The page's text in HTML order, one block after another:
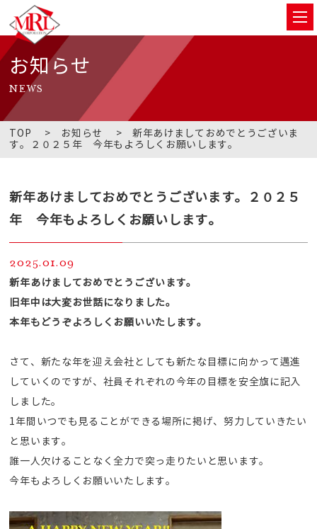
お知らせ
NEWS
TOP お知らせ
新年あけましておめでとうございま
す。２０２５年 今年もよろしくお願いします。
新年あけましておめでとうございます。２０２５
年 今年もよろしくお願いします。
2025.01.09
新年あけましておめでとうございます。
旧年中は大変お世話になりました。
本年もどうぞよろしくお願いいたします。
さて、新たな年を迎え会社としても新たな目標に向かって邁進
していくのですが、社員それぞれの今年の目標を安全旗に記入
しました。
1年間いつでも見ることができる場所に掲げ、努力していきたい
と思います。
誰一人欠けることなく全力で突っ走りたいと思います。
今年もよろしくお願いいたします。